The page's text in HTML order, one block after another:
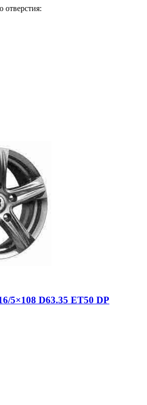
отверстия:
5×108 D63.35 ET50 DP